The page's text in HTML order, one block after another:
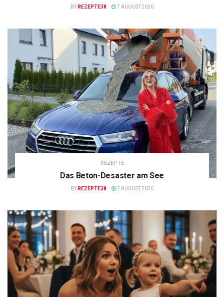
BY REZEPTE38 7 AUGUST 2026
REZEPTE
Das Beton-Desaster am See
BY REZEPTE38 7 AUGUST 2026